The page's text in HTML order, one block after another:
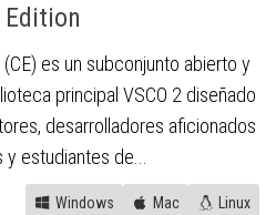
Edition
es un subconjunto abierto y
principal VSCO 2 diseñado
desarrolladores aficionados
estudiantes de...
Windows Mac Linux